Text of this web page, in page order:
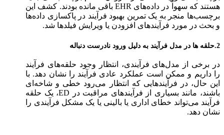
هستند که سهواً در داده‌های EHR باقی مانده بودند. کشف این
برچسب‌ها منجر به یک تمرین بهبود فرآیند در پاکسازی داده‌ها
و بحث در مورد فرآیندهای افزودن یا ویرایش فیلدها شد.
2. حلقه ها در مدل فرآیند به دلیل ورود نادرست دنباله
در برخی از مدل‌های فرآیندی، انتظار وجود حلقه‌های فرآیند
را داریم و ممکن است عملکرد عادی فرآیند را نشان دهد. با
این حال، در فرآیندهایی که انتظار می‌رود خطی و شاخه‌ای
باشند، مانند بسیاری از فرآیند‌های مراقبت در ED، یک حلقه
فرآیند می‌تواند خطای اداری یا بالینی یا یک مشکل فرآیندی را
نشان دهد.